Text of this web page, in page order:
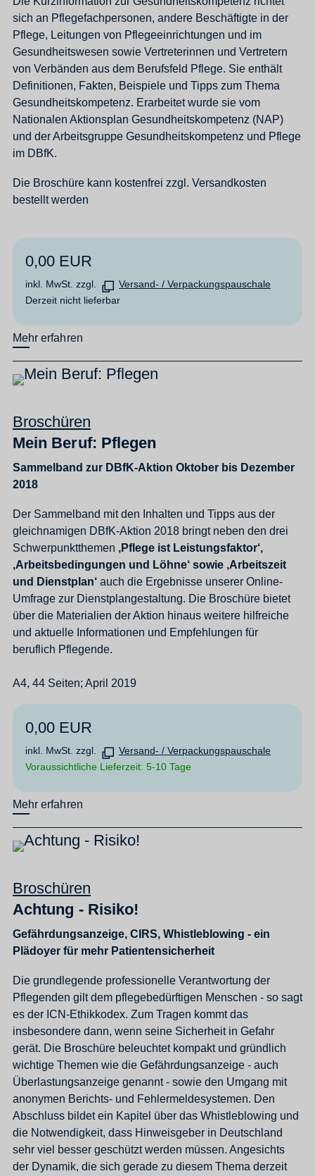
sich an Pflegefachpersonen, andere Beschäftigte in der
Pflege, Leitungen von Pflegeeinrichtungen und im
Gesundheitswesen sowie Vertreterinnen und Vertretern
von Verbänden aus dem Berufsfeld Pflege. Sie enthält
Definitionen, Fakten, Beispiele und Tipps zum Thema
Gesundheitskompetenz. Erarbeitet wurde sie vom
Nationalen Aktionsplan Gesundheitskompetenz (NAP)
und der Arbeitsgruppe Gesundheitskompetenz und Pflege
im DBfK.
Die Broschüre kann kostenfrei zzgl. Versandkosten
bestellt werden
0,00 EUR
inkl. MwSt. zzgl.
Versand- / Verpackungspauschale
Derzeit nicht lieferbar
Mehr erfahren
Broschüren
Mein Beruf: Pflegen
Sammelband zur DBfK-Aktion Oktober bis Dezember
2018
Der Sammelband mit den Inhalten und Tipps aus der
gleichnamigen DBfK-Aktion 2018 bringt neben den drei
Schwerpunktthemen ‚Pflege ist Leistungsfaktor‘,
‚Arbeitsbedingungen und Löhne‘ sowie ‚Arbeitszeit
und Dienstplan‘ auch die Ergebnisse unserer Online-
Umfrage zur Dienstplangestaltung. Die Broschüre bietet
über die Materialien der Aktion hinaus weitere hilfreiche
und aktuelle Informationen und Empfehlungen für
beruflich Pflegende.
A4, 44 Seiten; April 2019
0,00 EUR
inkl. MwSt. zzgl.
Versand- / Verpackungspauschale
Voraussichtliche Lieferzeit: 5-10 Tage
Mehr erfahren
Broschüren
Achtung - Risiko!
Gefährdungsanzeige, CIRS, Whistleblowing - ein
Plädoyer für mehr Patientensicherheit
Die grundlegende professionelle Verantwortung der
Pflegenden gilt dem pflegebedürftigen Menschen - so sagt
es der ICN-Ethikkodex. Zum Tragen kommt das
insbesondere dann, wenn seine Sicherheit in Gefahr
gerät. Die Broschüre beleuchtet kompakt und gründlich
wichtige Themen wie die Gefährdungsanzeige - auch
Überlastungsanzeige genannt - sowie den Umgang mit
anonymen Berichts- und Fehlermeldesystemen. Den
Abschluss bildet ein Kapitel über das Whistleblowing und
die Notwendigkeit, dass Hinweisgeber in Deutschland
sehr viel besser geschützt werden müssen. Angesichts
der Dynamik, die sich gerade zu diesem Thema derzeit